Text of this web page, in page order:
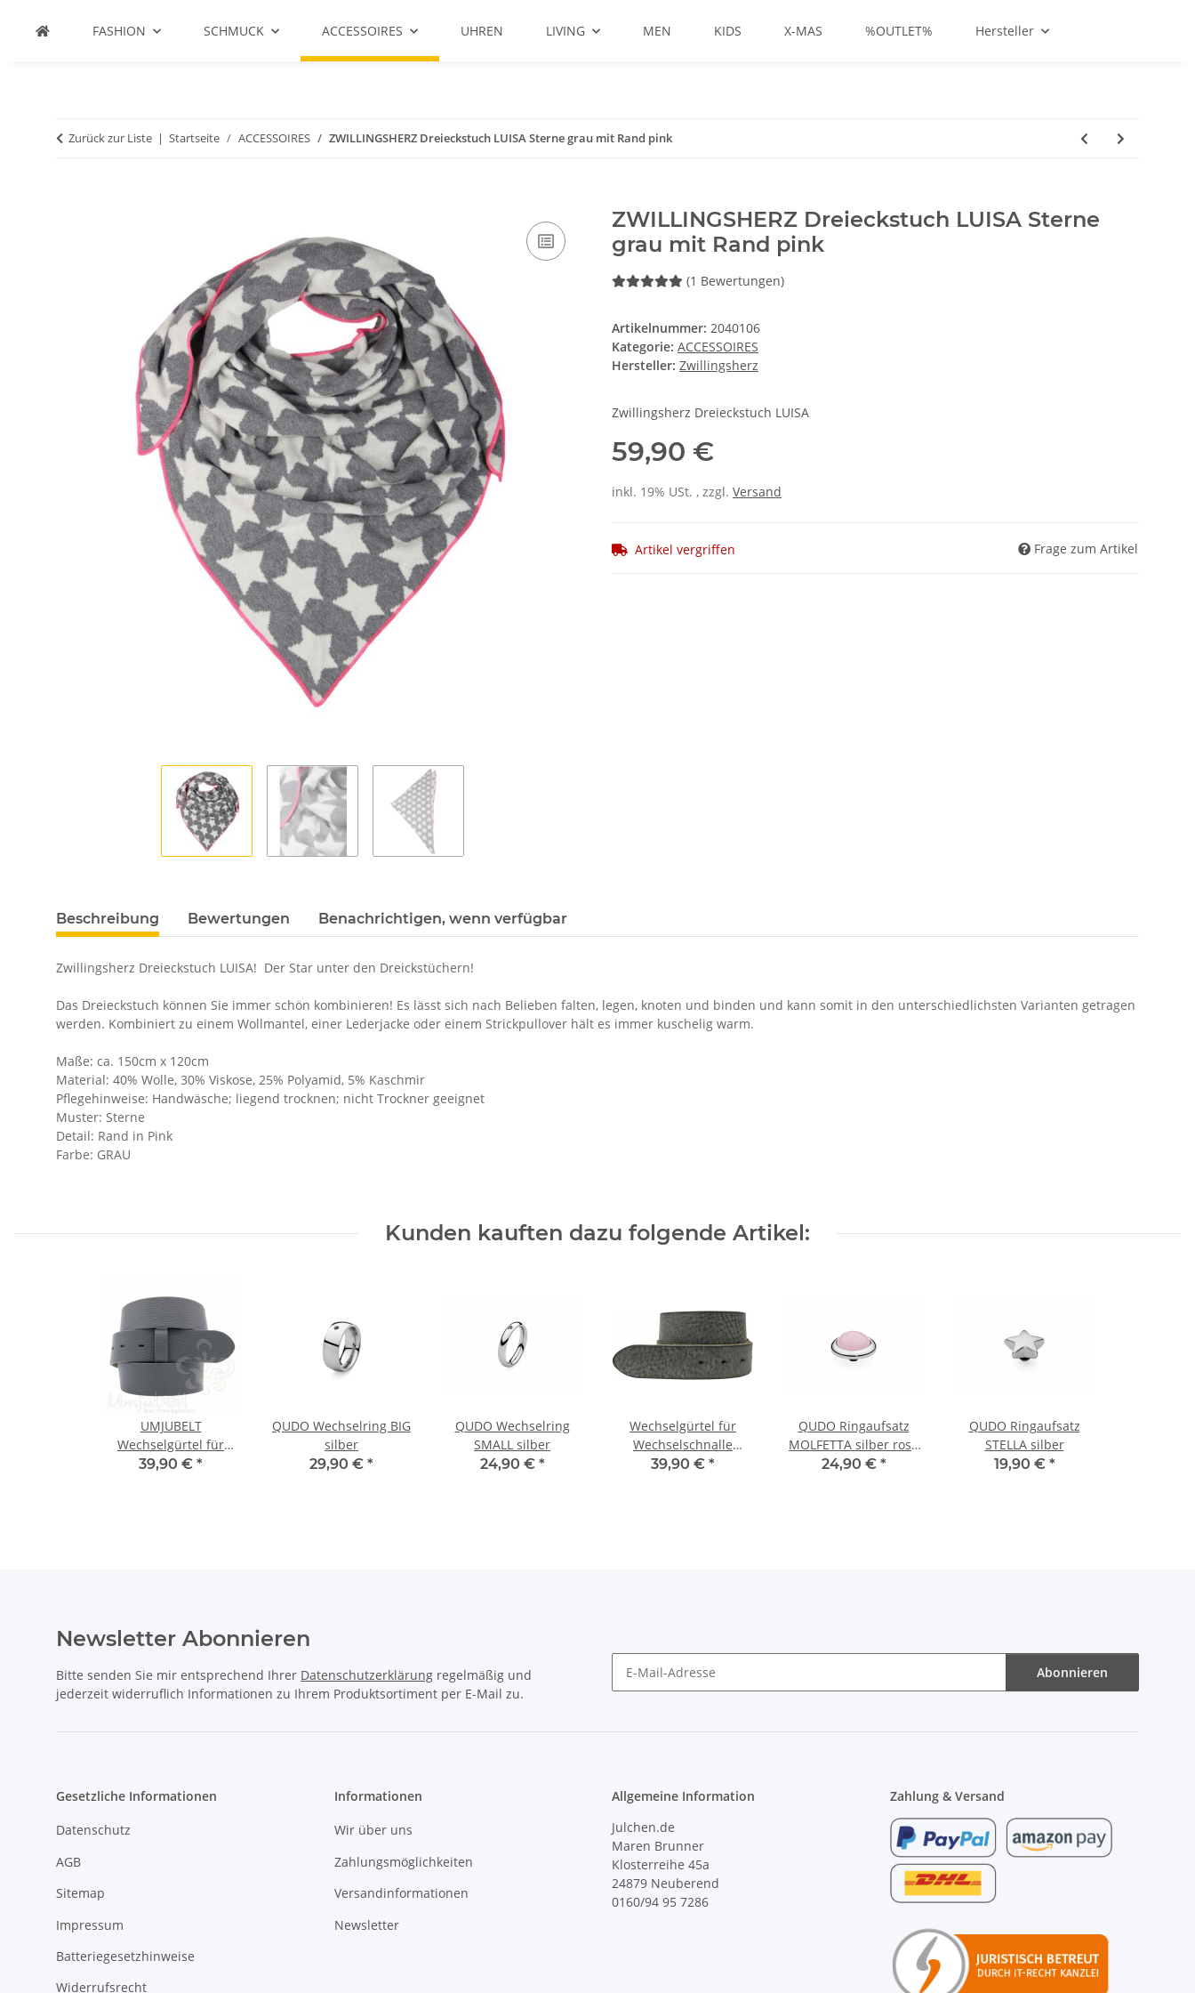
FASHION SCHMUCK ACCESSOIRES UHREN LIVING MEN KIDS X-MAS %OUTLET% Hersteller
Zurück zur Liste Startseite ACCESSOIRES ZWILLINGSHERZ Dreieckstuch LUISA Sterne grau mit Rand pink
ZWILLINGSHERZ Dreieckstuch LUISA Sterne
grau mit Rand pink
(1 Bewertungen)
Artikelnummer: 2040106
Kategorie: ACCESSOIRES
Hersteller: Zwillingsherz
Zwillingsherz Dreieckstuch LUISA
59,90 €
inkl. 19% USt. , zzgl. Versand
Artikel vergriffen Frage zum Artikel
Beschreibung Bewertungen Benachrichtigen, wenn verfügbar
Zwillingsherz Dreieckstuch LUISA! Der Star unter den Dreickstüchern!
Das Dreieckstuch können Sie immer schön kombinieren! Es lässt sich nach Belieben falten, legen, knoten und binden und kann somit in den unterschiedlichsten Varianten getragen
werden. Kombiniert zu einem Wollmantel, einer Lederjacke oder einem Strickpullover hält es immer kuschelig warm.
Maße: ca. 150cm x 120cm
Material: 40% Wolle, 30% Viskose, 25% Polyamid, 5% Kaschmir
Pflegehinweise: Handwäsche; liegend trocknen; nicht Trockner geeignet
Muster: Sterne
Detail: Rand in Pink
Farbe: GRAU
Kunden kauften dazu folgende Artikel:
UMJUBELT
Wechselgürtel für
Wechselschnalle
39,90 € *
QUDO Wechselring BIG
silber
29,90 € *
QUDO Wechselring
SMALL silber
24,90 € *
Wechselgürtel für
Wechselschnalle
NATURGRAU
39,90 € *
QUDO Ringaufsatz
MOLFETTA silber rose
water opal
24,90 € *
QUDO Ringaufsatz
STELLA silber
19,90 € *
Newsletter Abonnieren
Bitte senden Sie mir entsprechend Ihrer Datenschutzerklärung regelmäßig und
jederzeit widerruflich Informationen zu Ihrem Produktsortiment per E-Mail zu.
Abonnieren
Gesetzliche Informationen
Datenschutz
AGB
Sitemap
Impressum
Batteriegesetzhinweise
Widerrufsrecht
Informationen
Wir über uns
Zahlungsmöglichkeiten
Versandinformationen
Newsletter
Allgemeine Information
Julchen.de
Maren Brunner
Klosterreihe 45a
24879 Neuberend
0160/94 95 7286
Zahlung & Versand